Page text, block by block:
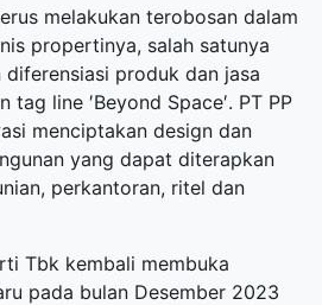
melakukan terobosan dalam
propertinya, salah satunya
produk dan jasa
tag line ′Beyond Space′. PT PP
menciptakan design dan
yang dapat diterapkan
perkantoran, ritel dan
Tbk kembali membuka
pada bulan Desember 2023